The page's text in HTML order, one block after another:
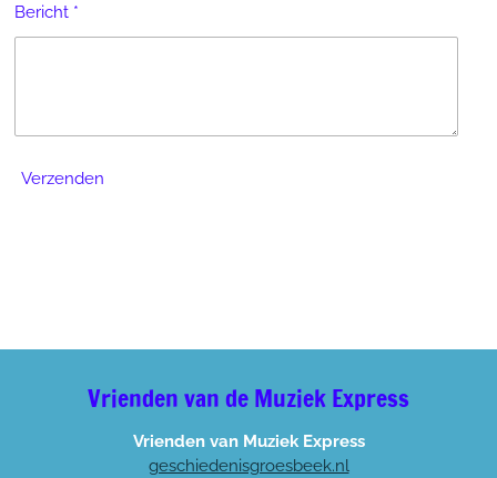
Bericht *
Verzenden
Vrienden van de Muziek Express
Vrienden van Muziek Express
geschiedenisgroesbeek.nl